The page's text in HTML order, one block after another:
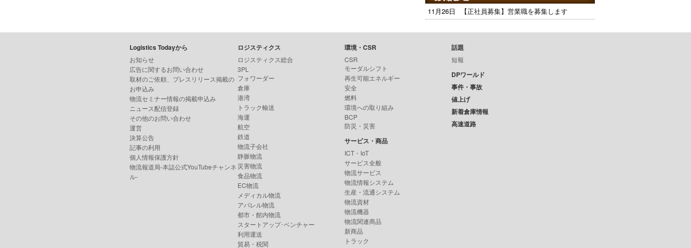
11月26日 【正社員募集】営業職を募集します
Logistics Todayから
お知らせ
広告に関するお問い合わせ
取材のご依頼、プレスリリース掲載の
お申込み
物流セミナー情報の掲載申込み
ニュース配信登録
その他のお問い合わせ
運営
決算公告
記事の利用
個人情報保護方針
物流報道局-本誌公式YouTubeチャンネ
ル-
ロジスティクス
ロジスティクス総合
3PL
フォワーダー
倉庫
港湾
トラック輸送
海運
航空
鉄道
物流子会社
静脈物流
災害物流
食品物流
EC物流
メディカル物流
アパレル物流
都市・館内物流
スタートアップ･ベンチャー
利用運送
貿易・税関
環境・CSR
CSR
モーダルシフト
再生可能エネルギー
安全
燃料
環境への取り組み
BCP
防災・災害
サービス・商品
ICT・IoT
サービス全般
物流サービス
物流情報システム
生産・流通システム
物流資材
物流機器
物流関連商品
新商品
トラック
話題
短報
DPワールド
事件・事故
値上げ
新着倉庫情報
高速道路